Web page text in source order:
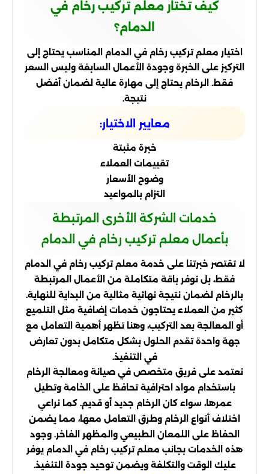
كيف تختار معلم تركيب رخام في
الدمام؟
اختيار معلم تركيب رخام في الدمام المناسب يحتاج إلى
التركيز على الخبرة وجودة الأعمال السابقة وليس السعر
فقط. الرخام يحتاج إلى مهارة عالية لضمان أفضل
نتيجة.
معايير الاختيار:
خبرة مثبتة
تقييمات العملاء
وضوح الأسعار
التزام بالمواعيد
خدمات الشركة الأخرى المرتبطة
بأعمال معلم تركيب رخام في الدمام
لا تقتصر خبرتنا على خدمة معلم تركيب رخام في الدمام
فقط، بل نوفر باقة متكاملة من الأعمال المرتبطة
بالرخام لضمان نتيجة نهائية مثالية من البداية للنهاية.
كثير من العملاء يحتاجون خدمات إضافية مثل التلميع
أو المعالجة بعد التركيب، وهنا تظهر أهمية التعامل مع
جهة واحدة تقدم الحلول بشكل متكامل بدون تعارض
في التنفيذ.
نعتمد على فريق متخصص في صيانة ومعالجة الرخام
باستخدام مواد احترافية تحافظ على الخامة وتطيل
عمرها، سواء كان الرخام جديد أو قديم. كما نراعي
اختلاف أنواع الرخام وطرق التعامل معها، مما يضمن
الحفاظ على اللمعان الطبيعي والمظهر الفاخر. وجود
هذه الخدمات بجانب معلم تركيب رخام في الدمام يوفر
عليك الوقت والتكلفة ويضمن توحيد جودة التنفيذ.